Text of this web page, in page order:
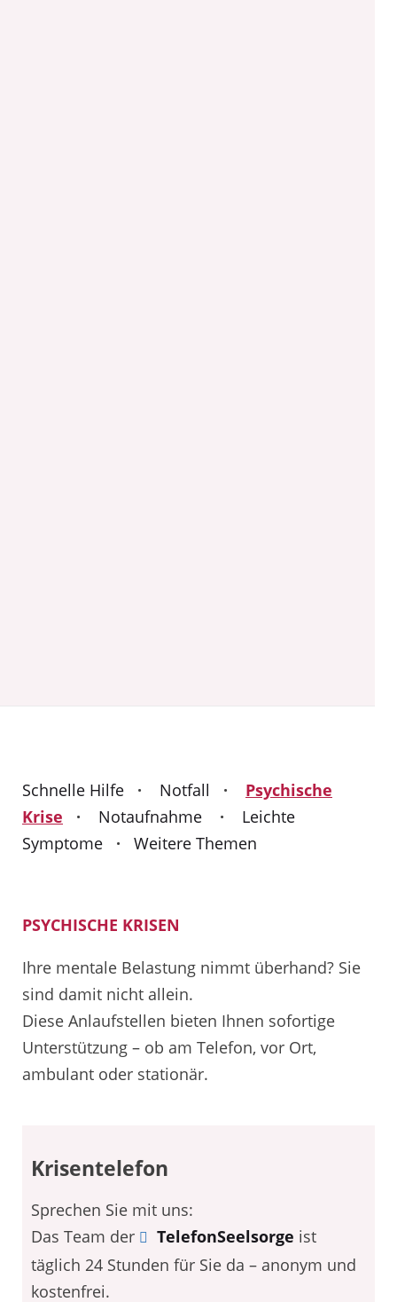
Schnelle Hilfe · Notfall ·
Psychische
Krise
· Notaufnahme ·
Leichte
Symptome
· Weitere Themen
PSYCHISCHE KRISEN
Ihre mentale Belastung nimmt überhand? Sie
sind damit nicht allein.
Diese Anlaufstellen bieten Ihnen sofortige
Unterstützung – ob am Telefon, vor Ort,
ambulant oder stationär.
Krisentelefon
Sprechen Sie mit uns:
Das Team der
TelefonSeelsorge ist
täglich 24 Stunden für Sie da – anonym und
kostenfrei.